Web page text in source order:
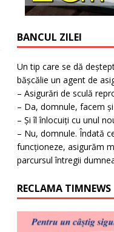
BANCUL ZILEI
Un tip care se dă
bășcălie un agent de
– Asigurări de sculă
– Da, domnule, facem
– Și îl înlocuiți cu unul
– Nu, domnule. Îndată
funcționeze, asigurăm
parcursul întregii
RECLAMA TIMNEWS